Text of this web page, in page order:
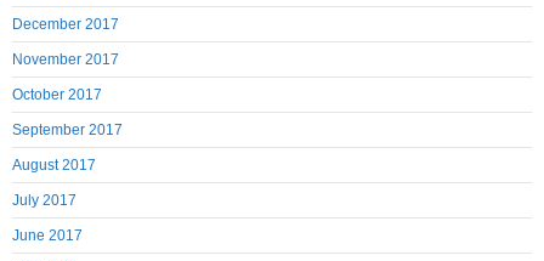
December 2017
November 2017
October 2017
September 2017
August 2017
July 2017
June 2017